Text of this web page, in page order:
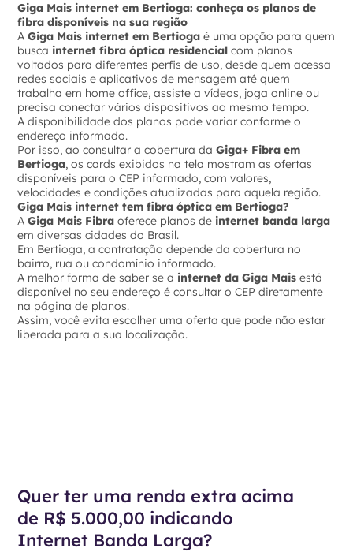
Giga Mais internet em Bertioga: conheça os planos de
fibra disponíveis na sua região
AGiga Mais internet em Bertioga é uma opção para quem
busca internet fibra óptica residencial com planos
voltados para diferentes perfis de uso, desde quem acessa
redes sociais e aplicativos de mensagem até quem
trabalha em home office, assiste a vídeos, joga online ou
precisa conectar vários dispositivos ao mesmo tempo.
A disponibilidade dos planos pode variar conforme o
endereço informado.
Por isso, ao consultar a cobertura daGiga+ Fibra em
Bertioga, os cards exibidos na tela mostram as ofertas
disponíveis para o CEP informado, com valores,
velocidades e condições atualizadas para aquela região.
Giga Mais internet tem fibra óptica em Bertioga?
AGiga Mais Fibra oferece planos de internet banda larga
em diversas cidades do Brasil.
Em Bertioga, a contratação depende da cobertura no
bairro, rua ou condomínio informado.
A melhor forma de saber se a internet da Giga Mais está
disponível no seu endereço é consultar o CEP diretamente
na página de planos.
Assim, você evita escolher uma oferta que pode não estar
liberada para a sua localização.
Quer ter uma renda extra acima
de R$ 5.000,00 indicando
Internet Banda Larga?